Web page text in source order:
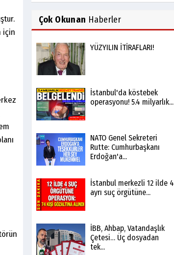
için
Çok Okunan Haberler
YÜZYILIN İTİRAFLARI!
İstanbul'da köstebek
operasyonu! 5.4 milyarlık...
NATO Genel Sekreteri
Rutte: Cumhurbaşkanı
Erdoğan'a...
İstanbul merkezli 12 ilde 4
ayrı suç örgütüne...
İBB, Ahbap, Vatandaşlık
Çetesi… Üç dosyadan
tek...